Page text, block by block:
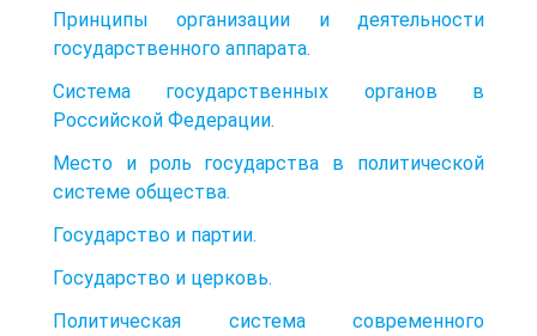
Принципы организации и деятельности
государственного аппарата.
Система государственных органов в
Российской Федерации.
Место и роль государства в политической
системе общества.
Государство и партии.
Государство и церковь.
Политическая система современного